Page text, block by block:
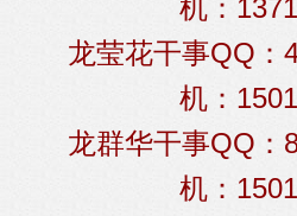
机：
龙莹花干事QQ
机：
龙群华干事QQ
机：